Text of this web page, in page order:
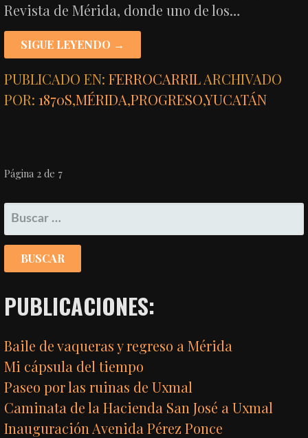
Revista de Mérida, donde uno de los…
SIGUE LEYENDO →
PUBLICADO EN:FERROCARRILARCHIVADO
POR:1870S,MÉRIDA,PROGRESO,YUCATÁN
NAVEGACIÓN
POR
ENTRADA
Página 2 de 7
BUSCAR:
PUBLICACIONES:
Baile de vaqueras y regreso a Mérida
Mi cápsula del tiempo
Paseo por las ruinas de Uxmal
Caminata de la Hacienda San José a Uxmal
Inauguración Avenida Pérez Ponce